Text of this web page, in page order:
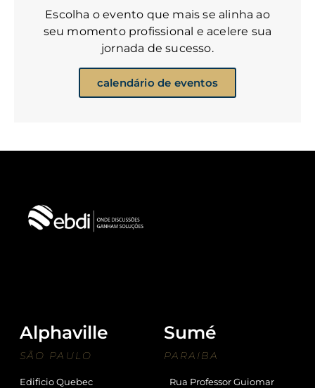
Escolha o evento que mais se alinha ao
seu momento profissional e acelere sua
jornada de sucesso.
calendário de eventos
Alphaville Sumé
SÃO PAULO PARAIBA
Edificio Quebec
Rua Professor Guiomar